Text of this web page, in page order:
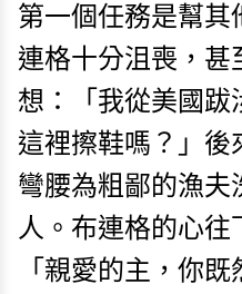
第一個任務是幫其
連格十分沮喪，甚
想：「我從美國跋
這裡擦鞋嗎？」後
彎腰為粗鄙的漁夫
人。布連格的心往
「親愛的主，你